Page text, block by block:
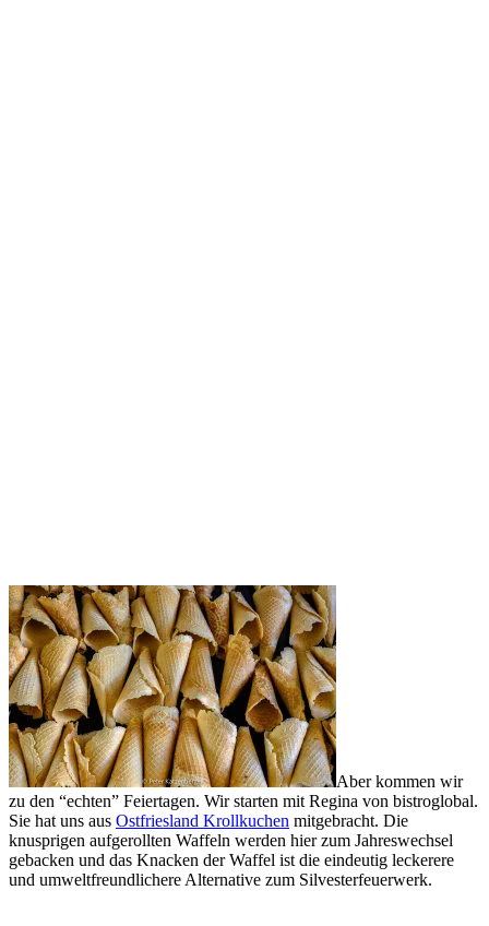
Aber kommen wir
zu den “echten” Feiertagen. Wir starten mit Regina von bistroglobal.
Sie hat uns aus Ostfriesland Krollkuchen mitgebracht. Die
knusprigen aufgerollten Waffeln werden hier zum Jahreswechsel
gebacken und das Knacken der Waffel ist die eindeutig leckerere
und umweltfreundlichere Alternative zum Silvesterfeuerwerk.